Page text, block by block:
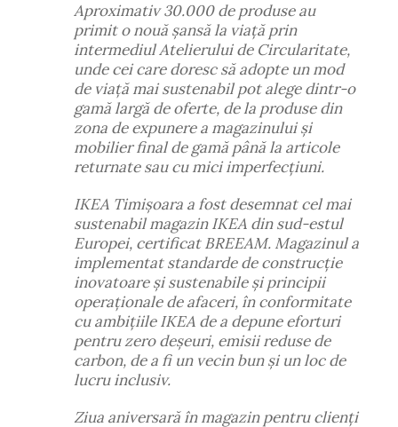
Aproximativ 30.000 de produse au
primit o nouă șansă la viață prin
intermediul Atelierului de Circularitate,
unde cei care doresc să adopte un mod
de viață mai sustenabil pot alege dintr-o
gamă largă de oferte, de la produse din
zona de expunere a magazinului și
mobilier final de gamă până la articole
returnate sau cu mici imperfecțiuni.
IKEA Timișoara a fost desemnat cel mai
sustenabil magazin IKEA din sud-estul
Europei, certificat BREEAM. Magazinul a
implementat standarde de construcție
inovatoare și sustenabile și principii
operaționale de afaceri, în conformitate
cu ambițiile IKEA de a depune eforturi
pentru zero deșeuri, emisii reduse de
carbon, de a fi un vecin bun și un loc de
lucru inclusiv.
Ziua aniversară în magazin pentru clienți